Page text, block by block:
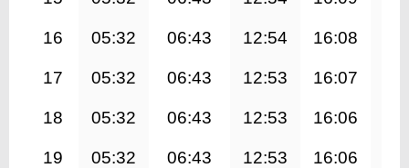
16 05:32 06:43 12:54 16:08
17 05:32 06:43 12:53 16:07
18 05:32 06:43 12:53 16:06
19 05:32 06:43 12:53 16:06